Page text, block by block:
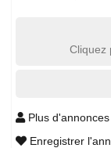
Cliquez
Plus
Enregistrer